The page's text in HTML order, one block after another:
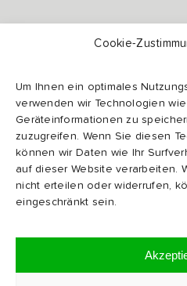
Cookie-
Um Ihnen ein optimales
verwenden wir Technologien
Geräteinformationen zu
zuzugreifen. Wenn Sie diesen
können wir Daten wie Ihr
auf dieser Website verarbeiten.
nicht erteilen oder widerrufen,
eingeschränkt sein.
AGB
AEB
Code of Conduct
Zertifikate